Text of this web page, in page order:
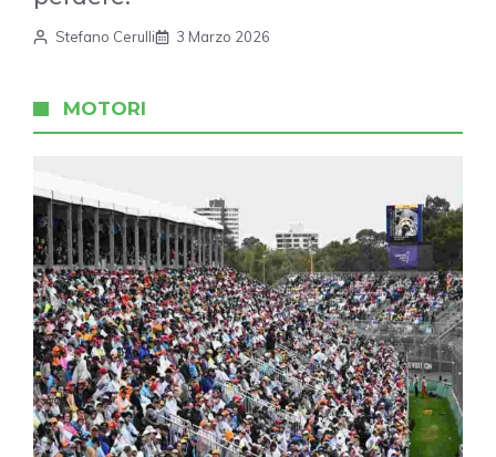
Stefano Cerulli 3 Marzo 2026
MOTORI